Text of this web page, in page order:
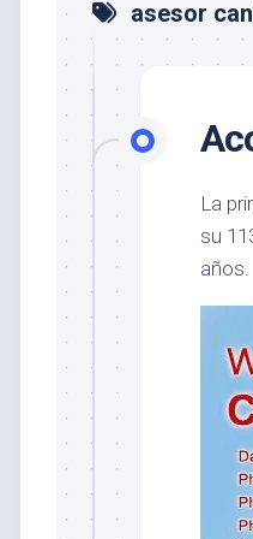
asesor
La
su
años.